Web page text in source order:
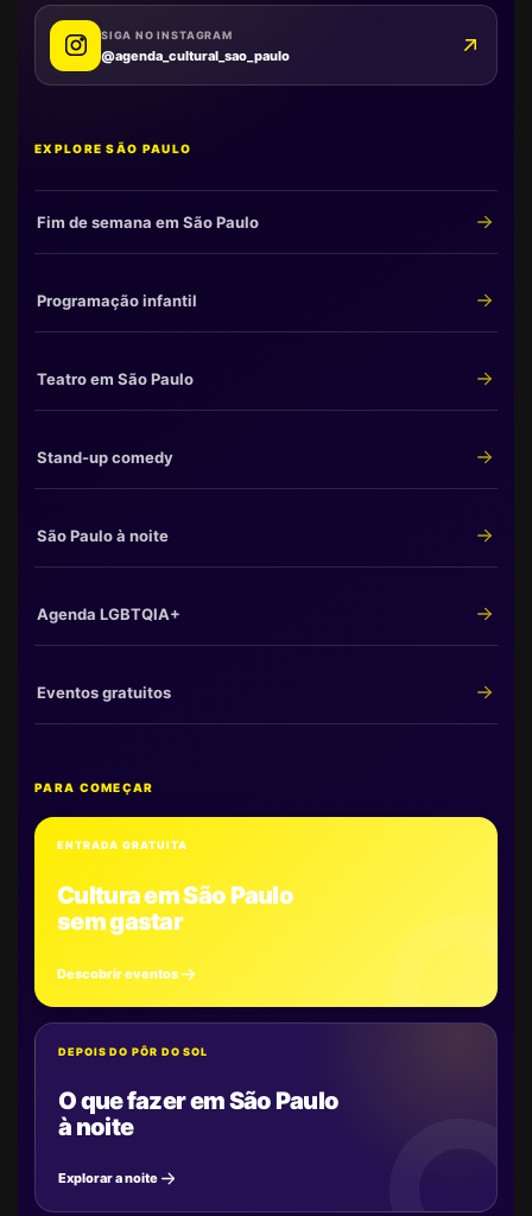
SIGA NO INSTAGRAM
@agenda_cultural_sao_paulo
EXPLORE SÃO PAULO
Fim de semana em São Paulo
Programação infantil
Teatro em São Paulo
Stand-up comedy
São Paulo à noite
Agenda LGBTQIA+
Eventos gratuitos
PARA COMEÇAR
ENTRADA GRATUITA
Cultura em São Paulo
sem gastar
Descobrir eventos
DEPOIS DO PÔR DO SOL
O que fazer em São Paulo
à noite
Explorar a noite